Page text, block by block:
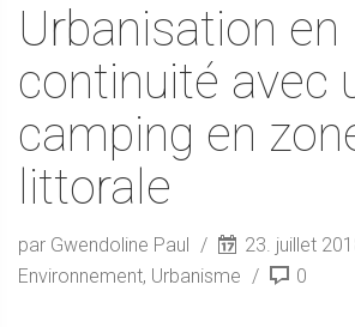
Urbanisation en
continuité avec
camping en
littorale
par Gwendoline Paul 23. juillet
Environnement, Urbanisme 0